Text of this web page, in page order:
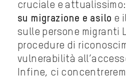
cruciale e
su migrazione e asilo e
sulle persone migranti
procedure di
vulnerabilità
Infine, ci